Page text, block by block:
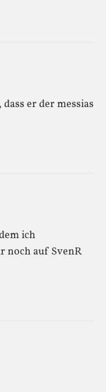
er der messias
ich
noch auf SvenR